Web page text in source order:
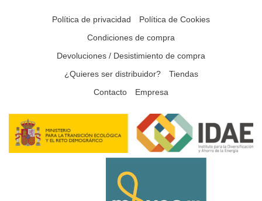
Política de privacidad
Política de Cookies
Condiciones de compra
Devoluciones / Desistimiento de compra
¿Quieres ser distribuidor?
Tiendas
Contacto
Empresa